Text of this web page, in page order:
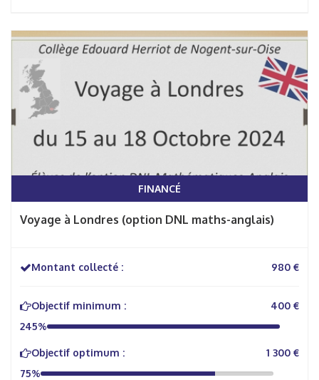
FINANCÉ
Voyage à Londres (option DNL maths-anglais)
Montant collecté : 980 €
Objectif minimum :
400 €
245%
Objectif optimum :
1 300 €
75%